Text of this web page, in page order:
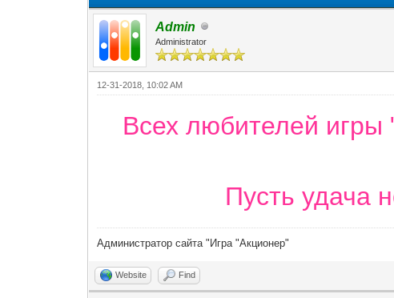
Admin
Administrator
12-31-2018, 10:02 AM
Всех любителей
Пусть удача
Администратор сайта "Игра "Акционер"
Website Find